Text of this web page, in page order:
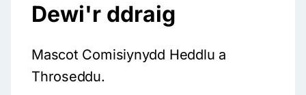
Dewi'r ddraig
Mascot Comisiynydd Heddlu a
Throseddu.